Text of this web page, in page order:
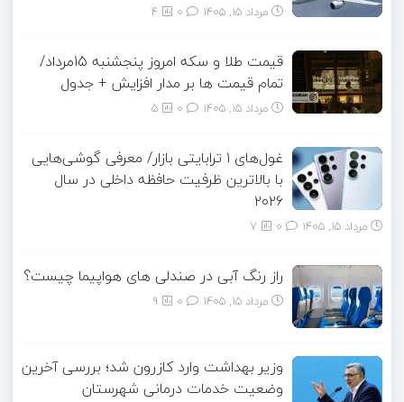
مرداد ۱۵, ۱۴۰۵ 4
قیمت طلا و سکه امروز پنجشنبه 15مرداد/
تمام قیمت ها بر مدار افزایش + جدول
مرداد ۱۵, ۱۴۰۵ 5
غول‌های ۱ ترابایتی بازار/ معرفی گوشی‌هایی
با بالاترین ظرفیت حافظه داخلی در سال
۲۰۲۶
مرداد ۱۵, ۱۴۰۵ 7
راز رنگ آبی در صندلی های هواپیما چیست؟
مرداد ۱۵, ۱۴۰۵ 9
وزیر بهداشت وارد کازرون شد؛ بررسی آخرین
وضعیت خدمات درمانی شهرستان